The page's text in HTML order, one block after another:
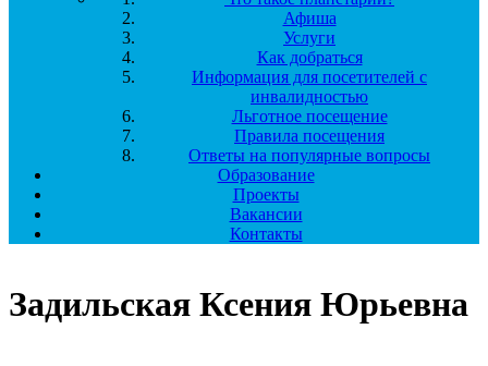
Афиша
Услуги
Как добраться
Информация для посетителей с
инвалидностью
Льготное посещение
Правила посещения
Ответы на популярные вопросы
Образование
Проекты
Вакансии
Контакты
Задильская Ксения Юрьевна